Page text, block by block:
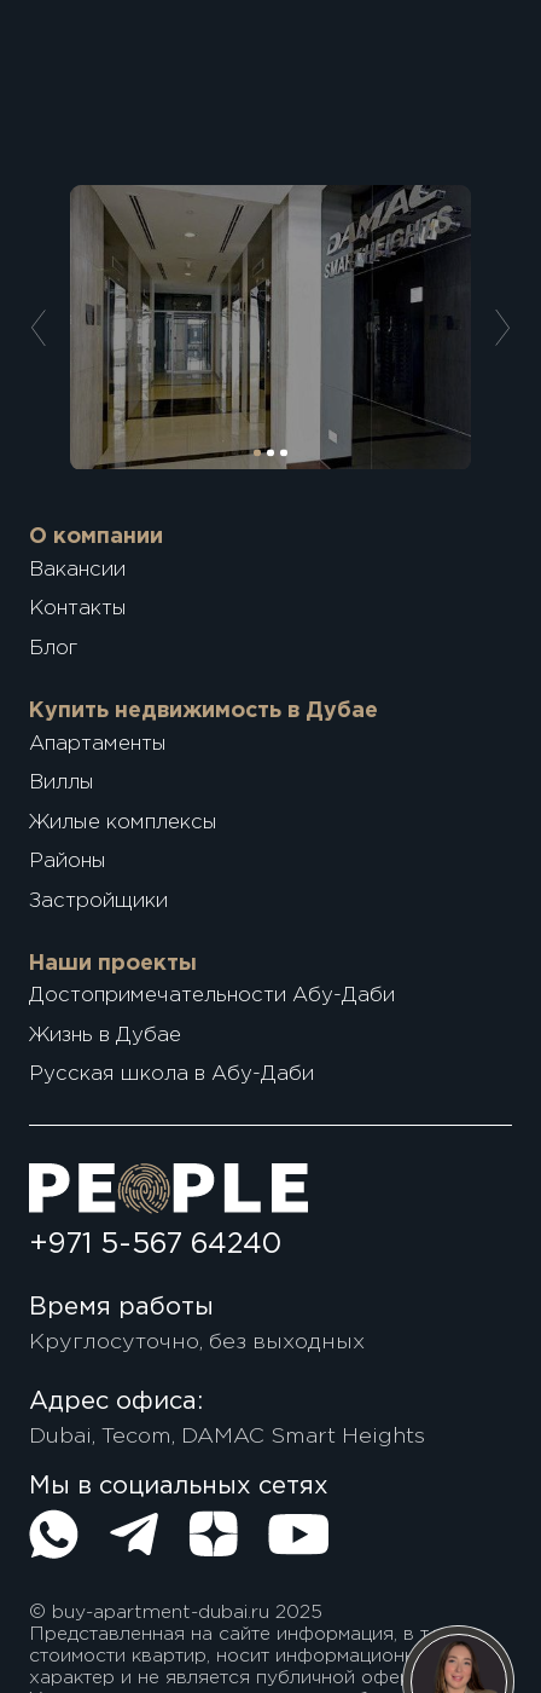
О компании
Вакансии
Контакты
Блог
Купить недвижимость в Дубае
Апартаменты
Виллы
Жилые комплексы
Районы
Застройщики
Наши проекты
Достопримечательности Абу-Даби
Жизнь в Дубае
Русская школа в Абу-Даби
+971 5-567 64240
Время работы
Круглосуточно, без выходных
Адрес офиса:
Dubai, Tecom, DAMAC Smart Heights
Мы в социальных сетях
© buy-apartment-dubai.ru 2025
Представленная на сайте информация, в т.ч.
стоимости квартир, носит информационный
характер и не является публичной офертой.